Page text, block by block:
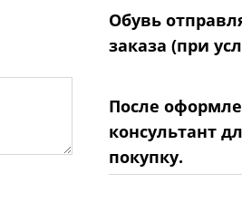
Обувь
заказа (при
После
консультант
покупку.